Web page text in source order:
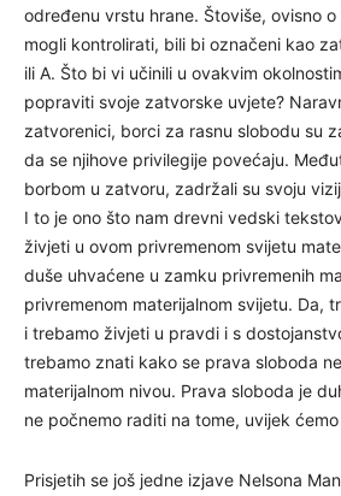
određenu vrstu hrane. Štoviše, ovisno
mogli kontrolirati, bili bi označeni kao
ili A. Što bi vi učinili u ovakvim
popraviti svoje zatvorske uvjete?
zatvorenici, borci za rasnu slobodu su
da se njihove privilegije povećaju.
borbom u zatvoru, zadržali su svoju
I to je ono što nam drevni vedski
živjeti u ovom privremenom svijetu
duše uhvaćene u zamku privremenih
privremenom materijalnom svijetu. Da,
i trebamo živjeti u pravdi i s
trebamo znati kako se prava sloboda
materijalnom nivou. Prava sloboda je
ne počnemo raditi na tome, uvijek
Prisjetih se još jedne izjave Nelsona